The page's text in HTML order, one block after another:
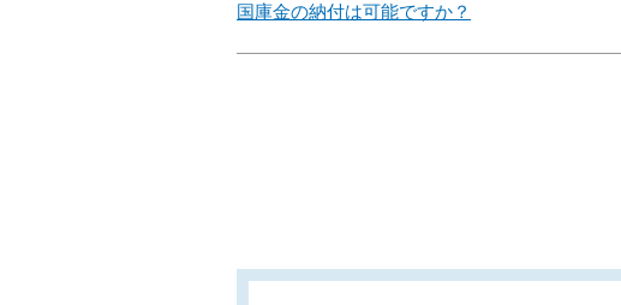
国庫金の納付は可能ですか？